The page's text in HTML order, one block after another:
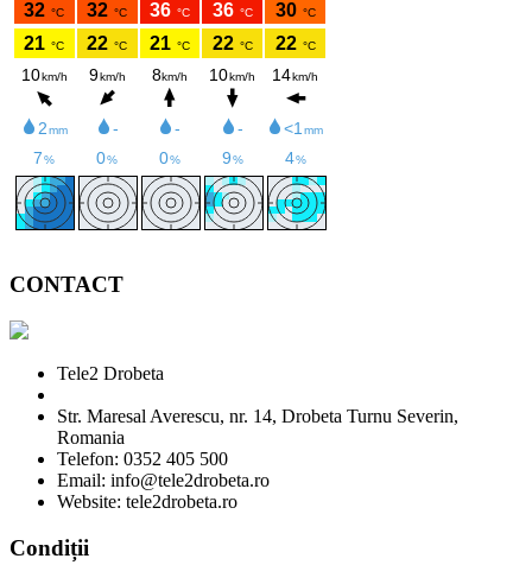
CONTACT
Tele2 Drobeta
Str. Maresal Averescu, nr. 14, Drobeta Turnu Severin,
Romania
Telefon: 0352 405 500
Email: info@tele2drobeta.ro
Website: tele2drobeta.ro
Condiții